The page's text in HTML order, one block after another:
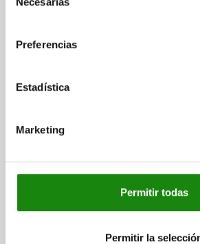
Preferencias
Estadística
Marketing
Permitir todas
Permitir la
M10X55, ACERO NITROCARB. Y
FUERZA DE
FUERZA DE SUJECIÓN F4 N=2800
ÁNGULO DE APERTURA BRAZO DE SUJECIÓN
2=97°
ÁNGULO DE APERTURA EMPUÑADURA DE LA
FUERZA MANUAL FH N=250 FUERZA DE
FUERZA DE RETENCIÓN F2 N=4500
CONFIGURACIÓN DE AGUJEROS=2
A=32
A4=3,5 B=14,1 B1=7,1 B2=25,5 B3=18,5